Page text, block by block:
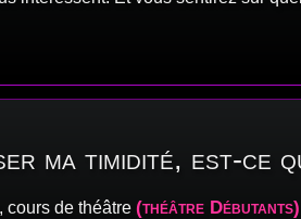
ma timidité, est-ce
cours de théâtre (théâtre Débutants)